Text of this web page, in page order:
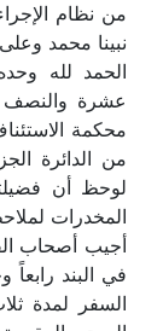
من نظام
نبينا محمد
الحمد لله
عشرة والنصف
محكمة
من الدائرة
المخدرات
أجيب أصحاب
في البند
السفر لمدة